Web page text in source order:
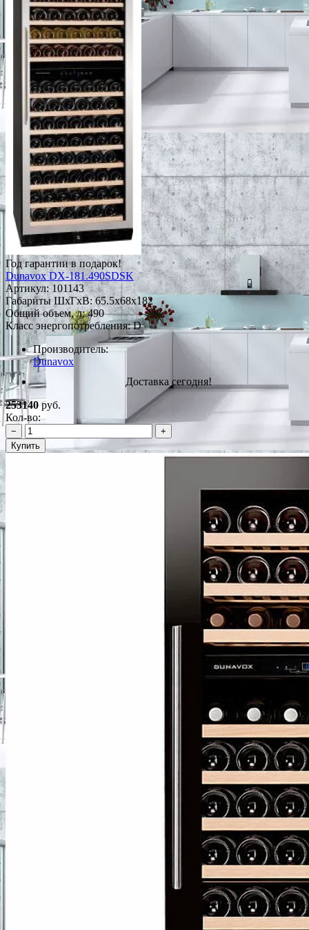
Год гарантии в подарок!
Dunavox DX-181.490SDSK
Артикул:101143
Габариты ШxГxВ: 65.5x68x182
Общий объем, л: 490
Класс энергопотребления: D
Производитель:
Dunavox
Доставка сегодня!
253140руб.
Кол-во:
−
+
Купить